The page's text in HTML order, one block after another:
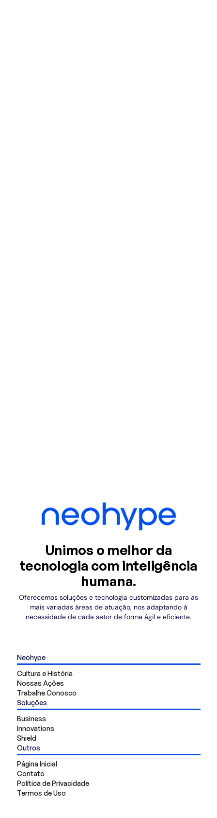
Unimos o melhor da
tecnologia com inteligência
humana.
Oferecemos soluções e tecnologia customizadas para as
mais variadas áreas de atuação, nos adaptando à
necessidade de cada setor de forma ágil e eficiente.
Neohype
Cultura e História
Nossas Ações
Trabalhe Conosco
Soluções
Business
Innovations
Shield
Outros
Página Inicial
Contato
Política de Privacidade
Termos de Uso